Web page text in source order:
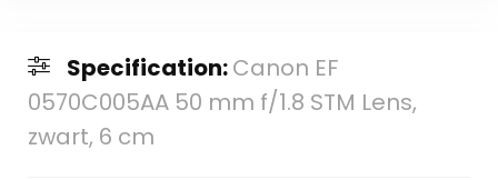
Specification:Canon EF
0570C005AA 50 mm f/1.8 STM Lens,
zwart, 6 cm